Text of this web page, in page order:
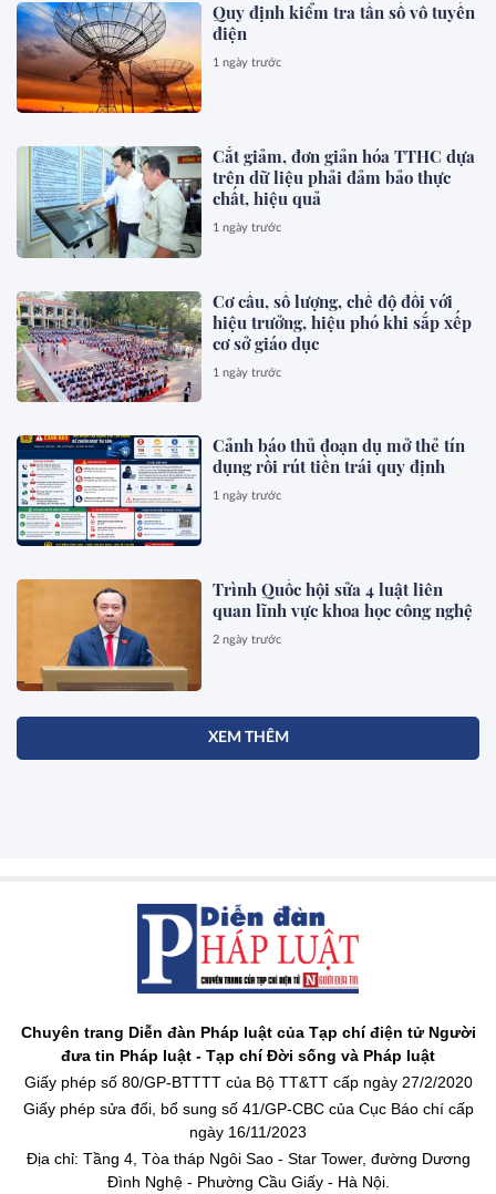
Quy định kiểm tra tần số vô tuyến
điện
1 ngày trước
Cắt giảm, đơn giản hóa TTHC dựa
trên dữ liệu phải đảm bảo thực
chất, hiệu quả
1 ngày trước
Cơ cấu, số lượng, chế độ đối với
hiệu trưởng, hiệu phó khi sắp xếp
cơ sở giáo dục
1 ngày trước
Cảnh báo thủ đoạn dụ mở thẻ tín
dụng rồi rút tiền trái quy định
1 ngày trước
Trình Quốc hội sửa 4 luật liên
quan lĩnh vực khoa học công nghệ
2 ngày trước
XEM THÊM
Chuyên trang Diễn đàn Pháp luật của Tạp chí điện tử Người
đưa tin Pháp luật - Tạp chí Đời sống và Pháp luật
Giấy phép số 80/GP-BTTTT của Bộ TT&TT cấp ngày 27/2/2020
Giấy phép sửa đổi, bổ sung số 41/GP-CBC của Cục Báo chí cấp
ngày 16/11/2023
Địa chỉ: Tầng 4, Tòa tháp Ngôi Sao - Star Tower, đường Dương
Đình Nghệ - Phường Cầu Giấy - Hà Nội.